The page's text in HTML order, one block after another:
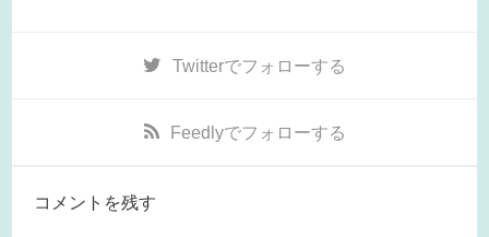
Twitterでフォローする
Feedlyでフォローする
コメントを残す